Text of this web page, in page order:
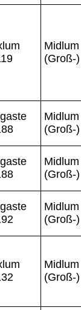
Midlum
(Groß-)
Midlum
(Groß-)
Midlum
(Groß-)
Midlum
(Groß-)
Midlum
(Groß-)